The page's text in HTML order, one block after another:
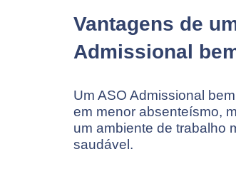
Vantagens de
Admissional
Um ASO Admissional
em menor absenteísmo,
um ambiente de trabalho
saudável.